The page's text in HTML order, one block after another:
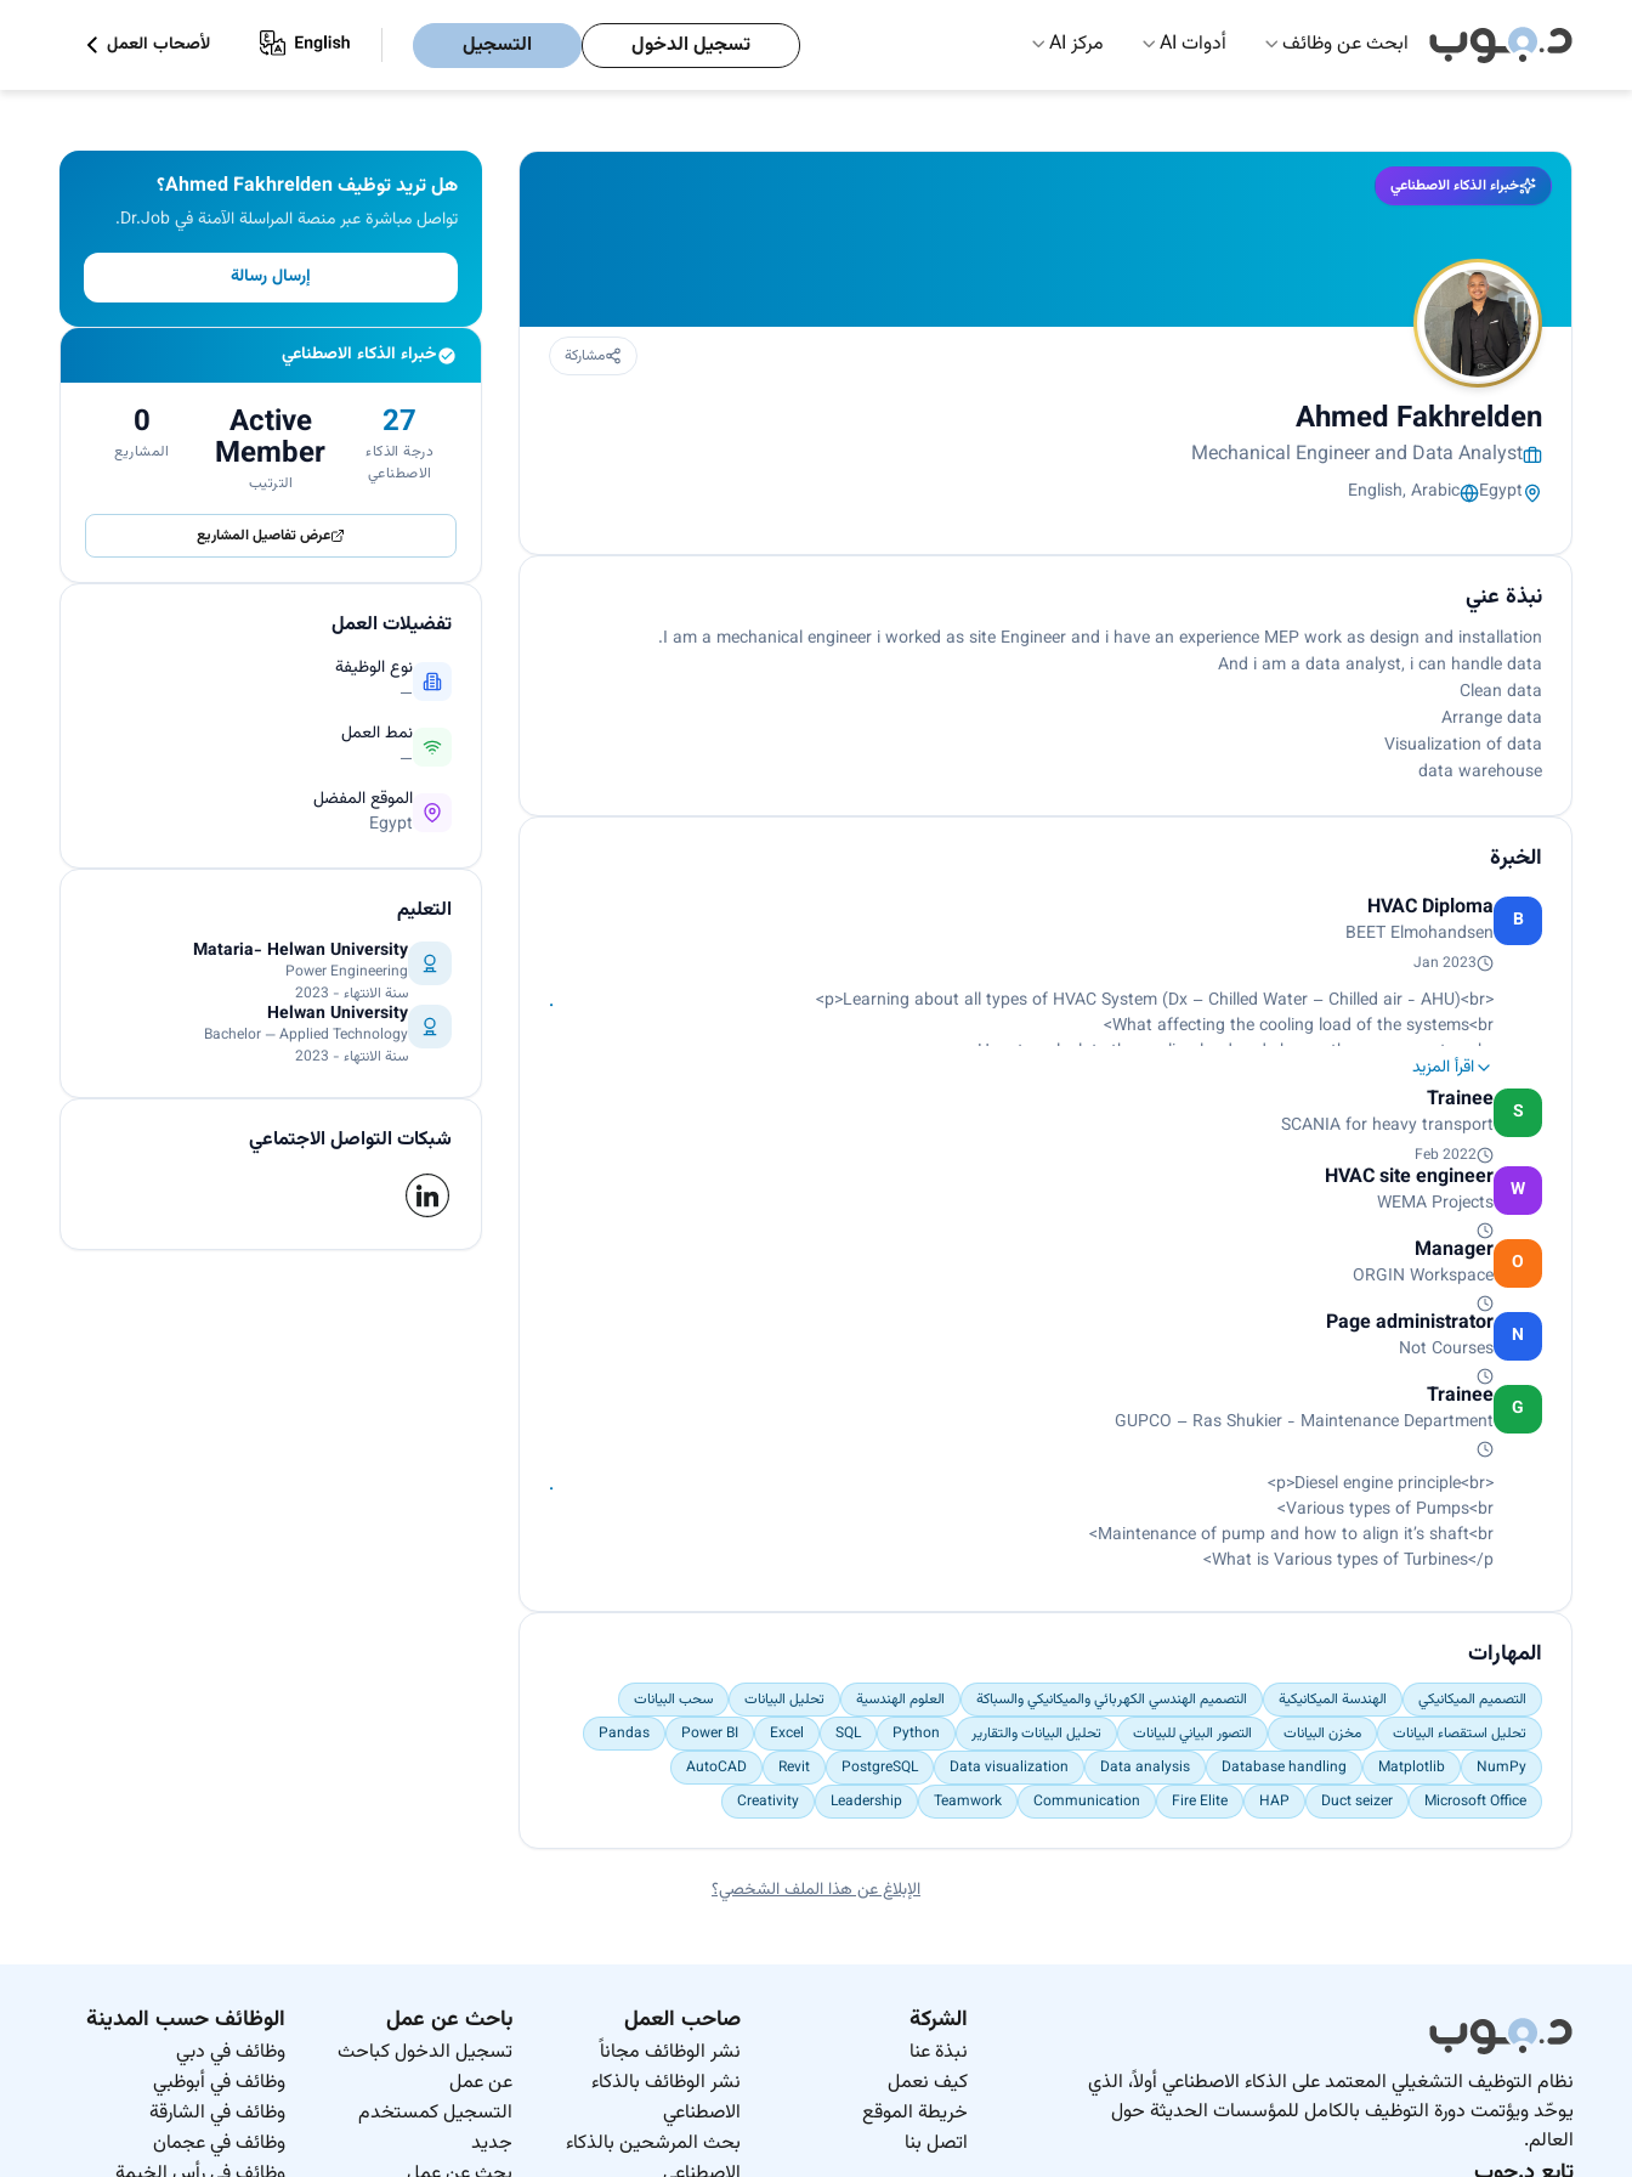
ابحث عن وظائف أدوات AI مركز AI تسجيل الدخول التسجيل لأصحاب العمل
خبراء الذكاء الاصطناعي
مشاركة
Ahmed Fakhrelden
Mechanical Engineer and Data Analyst
Egypt
English, Arabic
نبذة عني
I am a mechanical engineer i worked as site Engineer and i have an experience MEP work as design and installation.
And i am a data analyst, i can handle data
Clean data
Arrange data
Visualization of data
data warehouse
الخبرة
B
HVAC Diploma
BEET Elmohandsen
Jan 2023
<p>Learning about all types of HVAC System (Dx – Chilled Water – Chilled air - AHU)<br>
What affecting the cooling load of the systems<br>
How to calculate the cooling load and choose the proper system<br>
Determine the proper size for ducts<br>
BOQ<br>
Fire Fighting<br>
Plumping<br>
Data Analysis<br>
Python<br>
SQL<br>
Excel<br>
Power BI<br>
Libraries like Pandas, Numpy and Matplotlib</p>
اقرأ المزيد
S
Trainee
SCANIA for heavy transport
Feb 2022
W
HVAC site engineer
WEMA Projects
O
Manager
ORGIN Workspace
N
Page administrator
Not Courses
G
Trainee
GUPCO – Ras Shukier - Maintenance Department
<p>Diesel engine principle<br>
Various types of Pumps<br>
Maintenance of pump and how to align it’s shaft<br>
What is Various types of Turbines</p>
المهارات
التصميم الميكانيكي الهندسة الميكانيكية التصميم الهندسي الكهربائي والميكانيكي والسباكة العلوم الهندسية تحليل البيانات
سحب البيانات
تحليل استقصاء البيانات
مخزن البيانات التصور البياني للبيانات تحليل البيانات والتقارير Python
SQL
Excel
Power BI
Pandas
NumPy
Matplotlib
Database handling
Data analysis
Data visualization
PostgreSQL
Revit
AutoCAD
Microsoft Office
Duct seizer
HAP
Fire Elite
Communication
Teamwork
Leadership
Creativity
هل تريد توظيف Ahmed Fakhrelden؟
تواصل مباشرة عبر منصة المراسلة الآمنة في Dr.Job.
إرسال رسالة
خبراء الذكاء الاصطناعي
27
درجة الذكاء
الاصطناعي
Active
Member
الترتيب
0
المشاريع
عرض تفاصيل المشاريع
تفضيلات العمل
نوع الوظيفة
—
نمط العمل
—
الموقع المفضل
Egypt
التعليم
Mataria- Helwan University
Power Engineering
سنة الانتهاء - 2023
Helwan University
Bachelor — Applied Technology
سنة الانتهاء - 2023
شبكات التواصل الاجتماعي
الإبلاغ عن هذا الملف الشخصي؟
نظام التوظيف التشغيلي المعتمد على الذكاء الاصطناعي أولاً، الذي
يوحّد ويؤتمت دورة التوظيف بالكامل للمؤسسات الحديثة حول
العالم.
الشركة
نبذة عنا
كيف نعمل
خريطة الموقع
اتصل بنا
صاحب العمل
نشر الوظائف مجاناً
نشر الوظائف بالذكاء
الاصطناعي
بحث المرشحين بالذكاء
باحث عن عمل
تسجيل الدخول كباحث
عن عمل
التسجيل كمستخدم
جديد
الوظائف حسب المدينة
وظائف في دبي
وظائف في أبوظبي
وظائف في الشارقة
وظائف في عجمان